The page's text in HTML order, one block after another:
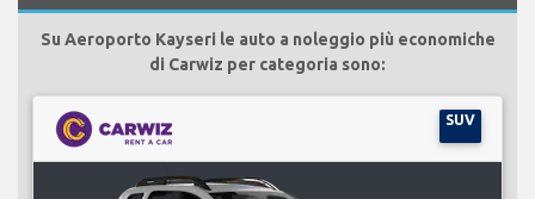
Su Aeroporto Kayseri le auto a noleggio più economiche
di Carwiz per categoria sono:
SUV